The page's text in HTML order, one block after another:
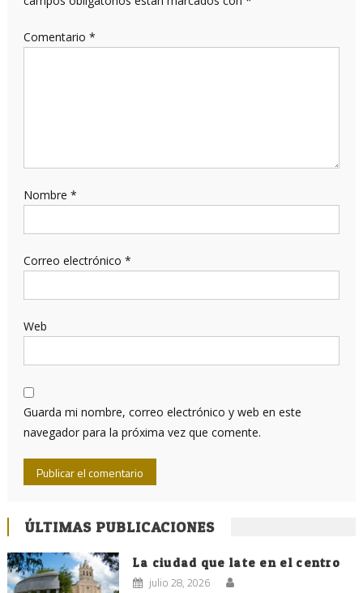
Comentario *
Nombre *
Correo electrónico *
Web
Guarda mi nombre, correo electrónico y web en este
navegador para la próxima vez que comente.
ÚLTIMAS PUBLICACIONES
La ciudad que late en el centro
julio 28, 2026